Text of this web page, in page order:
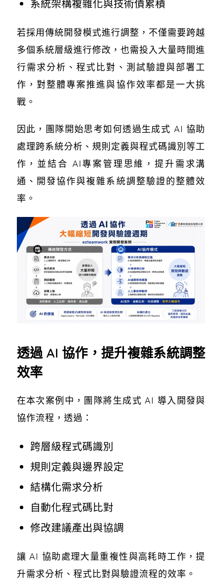
系統架構複雜化與技術債累積
若採用傳統開發模式進行調整，不僅需要跨越
多個系統層級進行修改，也需投入大量時間進
行需求分析、程式比對、測試驗證與部署工
作，對整體專案推進與協作效率都是一大挑
戰。
因此，團隊開始思考如何透過生成式 AI 協助
處理跨系統分析、規則定義與程式碼識別等工
作，並結合 AI專案管理思維，提升需求溝
通、開發協作與複雜系統調整驗證的整體效
率。
透過 AI 協作，提升複雜系統調整
效率
在本次案例中，團隊將生成式 AI 導入開發與
協作流程，透過：
跨層級程式碼識別
規則定義與邊界設定
結構化需求分析
自動化程式碼比對
修改建議產出與協調
讓 AI 協助處理大量重複性與高耗時工作，提
升需求分析、程式比對與驗證流程的效率。